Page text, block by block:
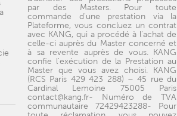
par des Masters. Pour toute
commande d'une prestation via la
Plateforme, vous concluez un contrat
avec KANG, qui a procédé à l'achat de
celle-ci auprès du Master concerné et
à sa revente auprès de vous. KANG
confie l'exécution de la Prestation au
Master que vous avez choisi. KANG
(RCS Paris 429 423 288) – 45 rue du
Cardinal Lemoine 75005 Paris
contact@kang.fr- Numéro de TVA
communautaire 72429423288- Pour